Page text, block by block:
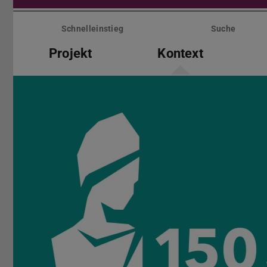
Menü
überspringenSchnelleinstieg Suche
Projekt Kontext